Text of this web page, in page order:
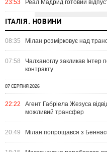
23:53 Реал Мадрид готовий
ІТАЛІЯ. НОВИНИ
08:35 Мілан розмірковує над
07:58
Чалханоглу закликав
контракту
07 СЕРПНЯ 2026
22:22
Агент Габріела Жезуса
можливий трансфер
20:49 Мілан попрощався з